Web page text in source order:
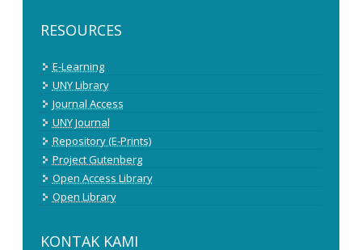
RESOURCES
E-Learning
UNY Library
Journal Access
UNY Journal
Repository (E-Prints)
Project Gutenberg
Open Access Library
Open Library
KONTAK KAMI